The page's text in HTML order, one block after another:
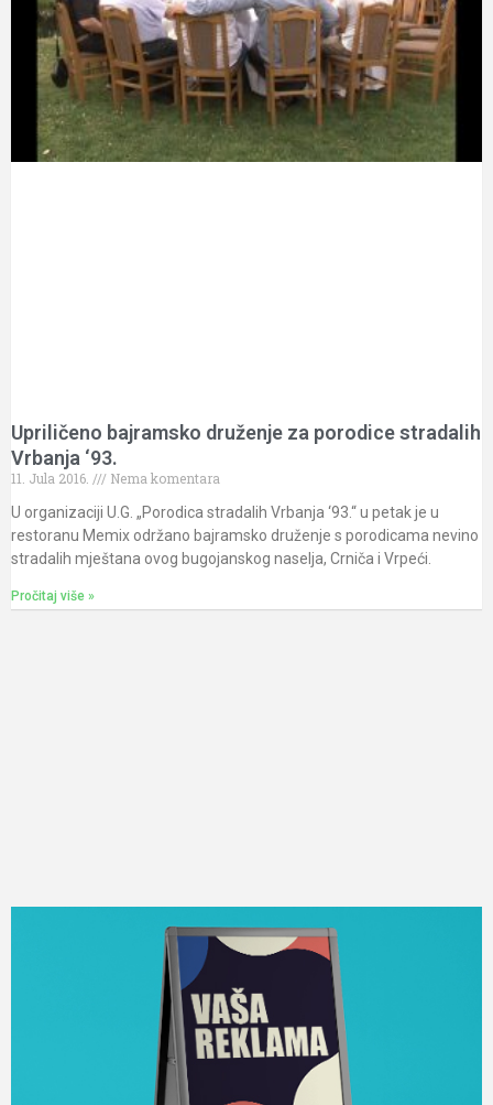
Upriličeno bajramsko druženje za porodice stradalih
Vrbanja ‘93.
11. Jula 2016.
Nema komentara
U organizaciji U.G. „Porodica stradalih Vrbanja ‘93.“ u petak je u
restoranu Memix održano bajramsko druženje s porodicama nevino
stradalih mještana ovog bugojanskog naselja, Crniča i Vrpeći.
Pročitaj više »